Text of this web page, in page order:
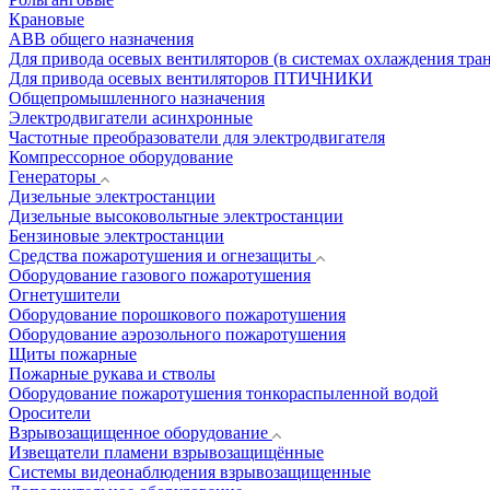
Крановые
АВВ общего назначения
Для привода осевых вентиляторов (в системах охлаждения
Для привода осевых вентиляторов ПТИЧНИКИ
Общепромышленного назначения
Электродвигатели асинхронные
Частотные преобразователи для электродвигателя
Компрессорное оборудование
Генераторы
Дизельные электростанции
Дизельные высоковольтные электростанции
Бензиновые электростанции
Средства пожаротушения и огнезащиты
Оборудование газового пожаротушения
Огнетушители
Оборудование порошкового пожаротушения
Оборудование аэрозольного пожаротушения
Щиты пожарные
Пожарные рукава и стволы
Оборудование пожаротушения тонкораспыленной водой
Оросители
Взрывозащищенное оборудование
Извещатели пламени взрывозащищённые
Системы видеонаблюдения взрывозащищенные